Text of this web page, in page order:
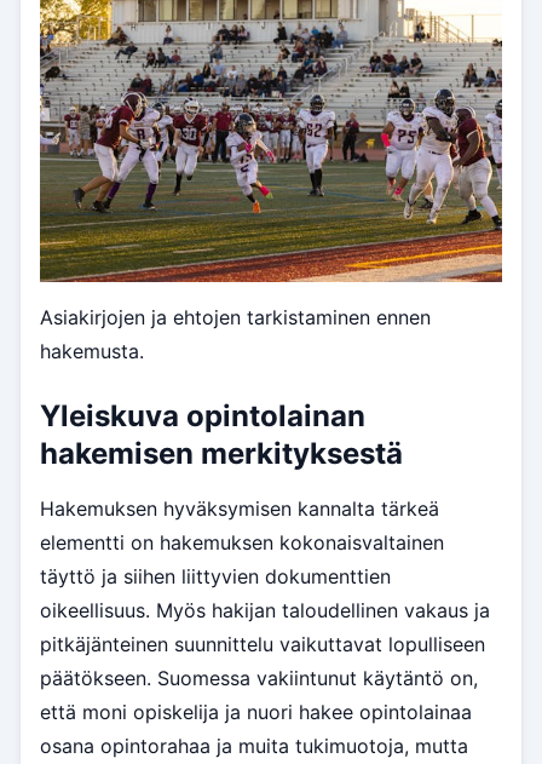
Asiakirjojen ja ehtojen tarkistaminen ennen
hakemusta.
Yleiskuva opintolainan
hakemisen merkityksestä
Hakemuksen hyväksymisen kannalta tärkeä
elementti on hakemuksen kokonaisvaltainen
täyttö ja siihen liittyvien dokumenttien
oikeellisuus. Myös hakijan taloudellinen vakaus ja
pitkäjänteinen suunnittelu vaikuttavat lopulliseen
päätökseen. Suomessa vakiintunut käytäntö on,
että moni opiskelija ja nuori hakee opintolainaa
osana opintorahaa ja muita tukimuotoja, mutta